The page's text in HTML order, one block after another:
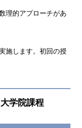
理的アプローチがあ
施します。初回の授
大学院課程